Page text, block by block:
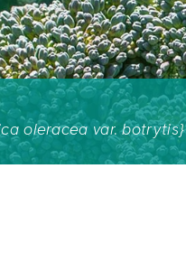
oleracea var. botrytis}